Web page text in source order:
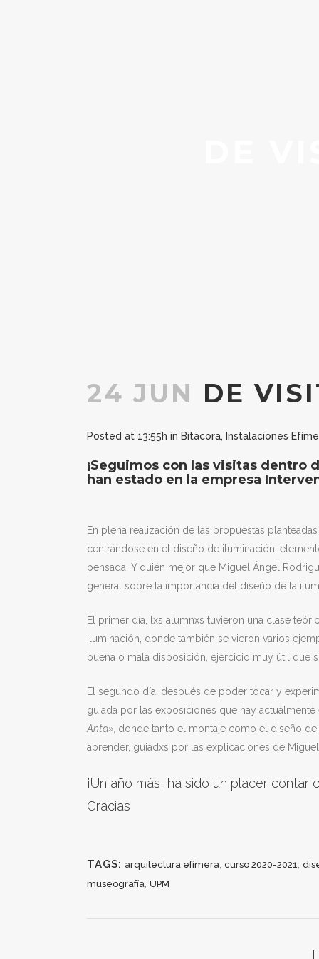
24 JUN DE
Posted at 13:55h in Bitácora, Instalaciones
¡Seguimos con las visitas dentro
han estado en la empresa
En plena realización de las propuestas
centrándose en el diseño de iluminación,
pensada. Y quién mejor que Miguel Ángel
general sobre la importancia del diseño de la
El primer día, lxs alumnxs tuvieron una clase
iluminación, donde también se vieron varios
buena o mala disposición, ejercicio muy útil que
El segundo día, después de poder tocar y
guiada por las exposiciones que hay actualmente
Anta», donde tanto el montaje como el diseño
aprender, guiadxs por las explicaciones de
¡Un año más, ha sido un placer
Gracias
TAGS: arquitectura efímera curso 2020-2021
museografía UPM